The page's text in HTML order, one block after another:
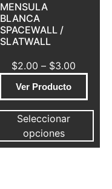
MENSULA
BLANCA
SPACEWALL /
SLATWALL
$2.00 – $3.00
Ver Producto
Seleccionar
opciones